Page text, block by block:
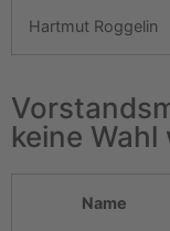
Hartmut Roggelin
keine
Name